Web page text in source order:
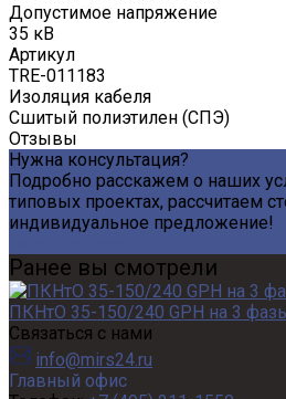
Допустимое напряжение
35 кВ
Артикул
TRE-011183
Изоляция кабеля
Сшитый полиэтилен (СПЭ)
Отзывы
Нужна консультация?
Подробно расскажем о наших
типовых проектах, рассчитаем
индивидуальное предложение!
Ранее вы смотрели
ПКНтО 35-150/240 GPH на 3
Связаться с нами
info@mirs24.ru
Главный офис